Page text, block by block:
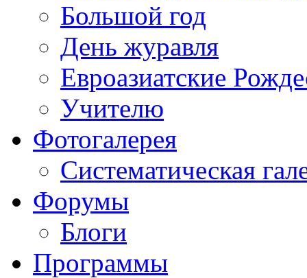
Большой год
День журавля
Евроазиатские
Учителю
Фотогалерея
Систематическая
Форумы
Блоги
Программы